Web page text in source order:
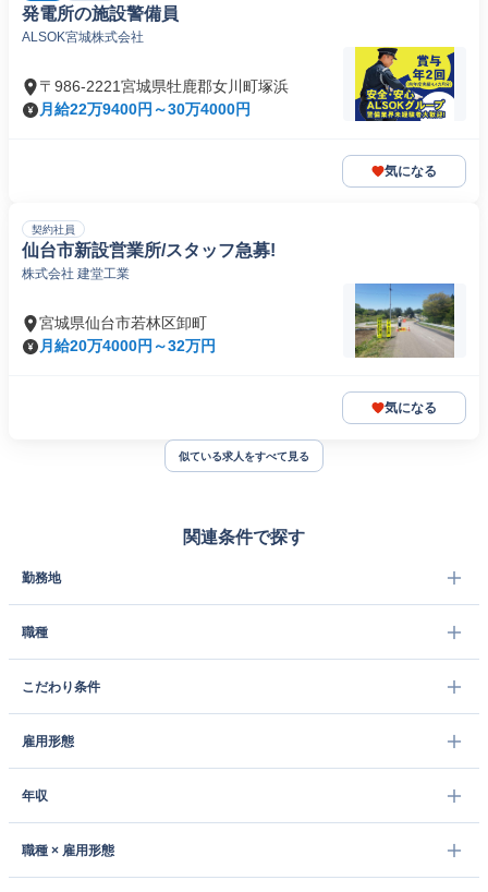
発電所の施設警備員
ALSOK宮城株式会社
〒986-2221宮城県牡鹿郡女川町塚浜
月給22万9400円～30万4000円
気になる
契約社員
仙台市新設営業所/スタッフ急募!
株式会社 建堂工業
宮城県仙台市若林区卸町
月給20万4000円～32万円
気になる
似ている求人をすべて見る
関連条件で探す
勤務地
職種
こだわり条件
雇用形態
年収
職種 × 雇用形態